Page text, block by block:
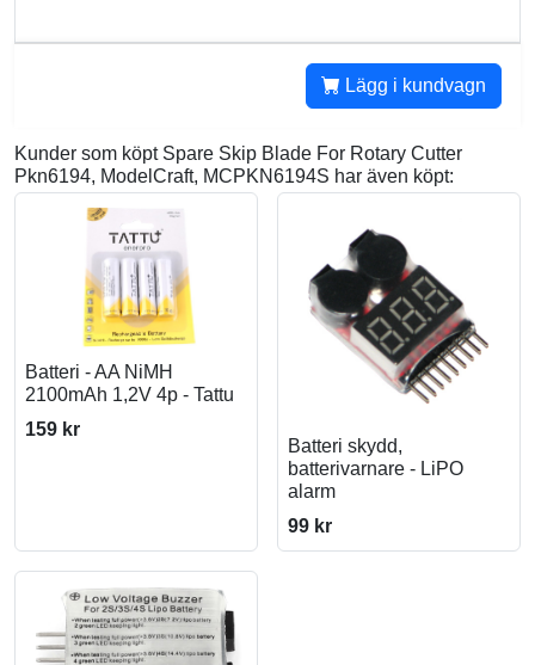
Lägg i kundvagn
Kunder som köpt Spare Skip Blade For Rotary Cutter
Pkn6194, ModelCraft, MCPKN6194S har även köpt:
Batteri - AA NiMH
2100mAh 1,2V 4p - Tattu
159 kr
Batteri skydd,
batterivarnare - LiPO
alarm
99 kr